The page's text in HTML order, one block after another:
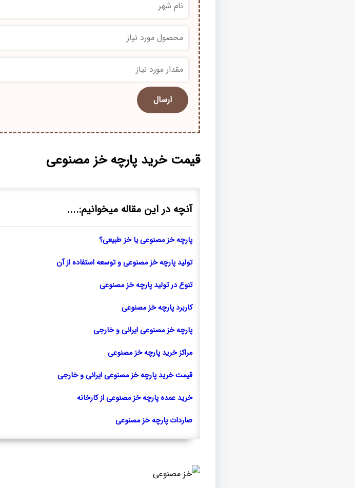
*
*
قیمت خرید پارچه خز مصنوعی
آنچه در این مقاله میخوانیم:....
پارچه خز مصنوعی یا خز طبیعی؟
تولید پارچه خز مصنوعی و توسعه استفاده از آن
تنوع در تولید پارچه خز مصنوعی
کاربرد پارچه خز مصنوعی
پارچه خز مصنوعی ایرانی و خارجی
مراکز خرید پارچه خز مصنوعی
قیمت خرید پارچه خز مصنوعی ایرانی و خارجی
خرید عمده پارچه خز مصنوعی از کارخانه
صاردات پارچه خز مصنوعی